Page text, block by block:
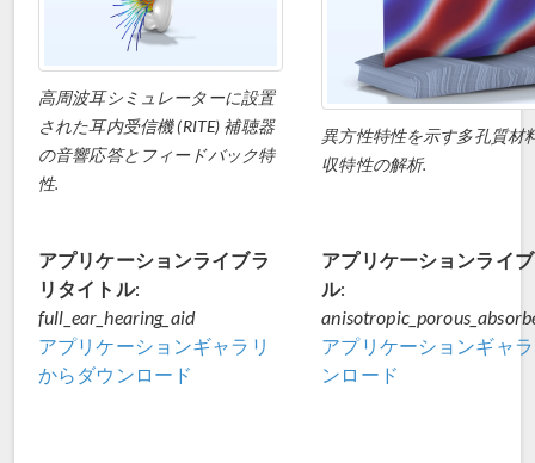
高周波耳シミュレーターに設置
された耳内受信機 (RITE) 補聴器
の音響応答とフィードバック特
性.
アプリケーションライブラ
リタイトル:
full_ear_hearing_aid
アプリケーションギャラリ
からダウンロード
異方性特性を示す多孔質材
収特性の解析.
アプリケーションライ
ル:
アプリケーションギャ
ンロード